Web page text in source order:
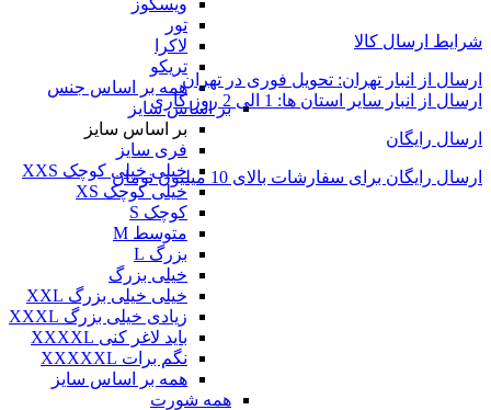
ویسکوز
تور
لاکرا
تریکو
همه بر اساس جنس
بر اساس سایز
بر اساس سایز
فری سایز
خیلی خیلی کوچک XXS
خیلی کوچک XS
کوچک S
متوسط M
بزرگ L
خیلی بزرگ
خیلی خیلی بزرگ XXL
زیادی خیلی بزرگ XXXL
باید لاغر کنی XXXXL
نگم برات XXXXXL
همه بر اساس سایز
همه شورت
شرایط ارسال کالا
ارسال از انبار تهران: تحویل فوری در تهران
ارسال از انبار سایر استان ها: 1 الی 2 روز کاری
ارسال رایگان
ارسال رایگان برای سفارشات بالای 10 میلیون تومان